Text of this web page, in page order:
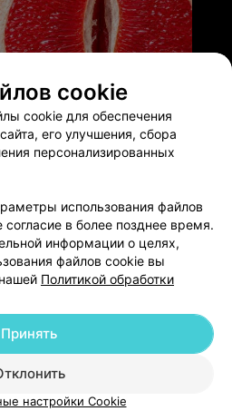
специалиста
Размещение рекламы
Публичный договор
Способы оплаты
cookie
cookie для обеспечения
его улучшения, сбора
персонализированных
использования файлов
в более позднее время.
информации о целях,
файлов cookie вы
Политикой обработки
Принять
настройки Cookie